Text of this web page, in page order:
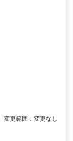
変更範囲：変更なし